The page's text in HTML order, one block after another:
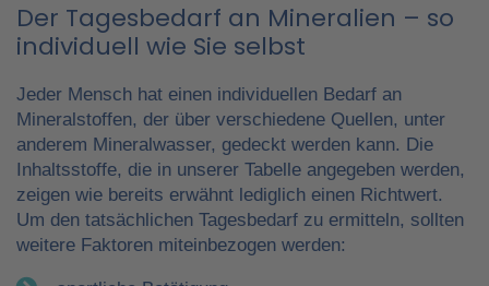
Der Tagesbedarf an Mineralien – so
individuell wie Sie selbst
Jeder Mensch hat einen individuellen Bedarf an
Mineralstoffen, der über verschiedene Quellen, unter
anderem Mineralwasser, gedeckt werden kann. Die
Inhaltsstoffe, die in unserer Tabelle angegeben werden,
zeigen wie bereits erwähnt lediglich einen Richtwert.
Um den tatsächlichen Tagesbedarf zu ermitteln, sollten
weitere Faktoren miteinbezogen werden: